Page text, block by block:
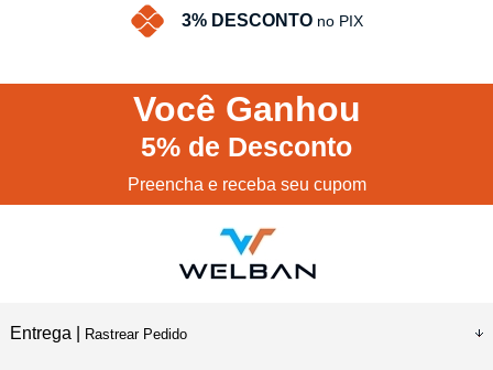
3% DESCONTO no PIX
Você Ganhou
5% de Desconto
Preencha e receba seu cupom
Entrega | Rastrear Pedido